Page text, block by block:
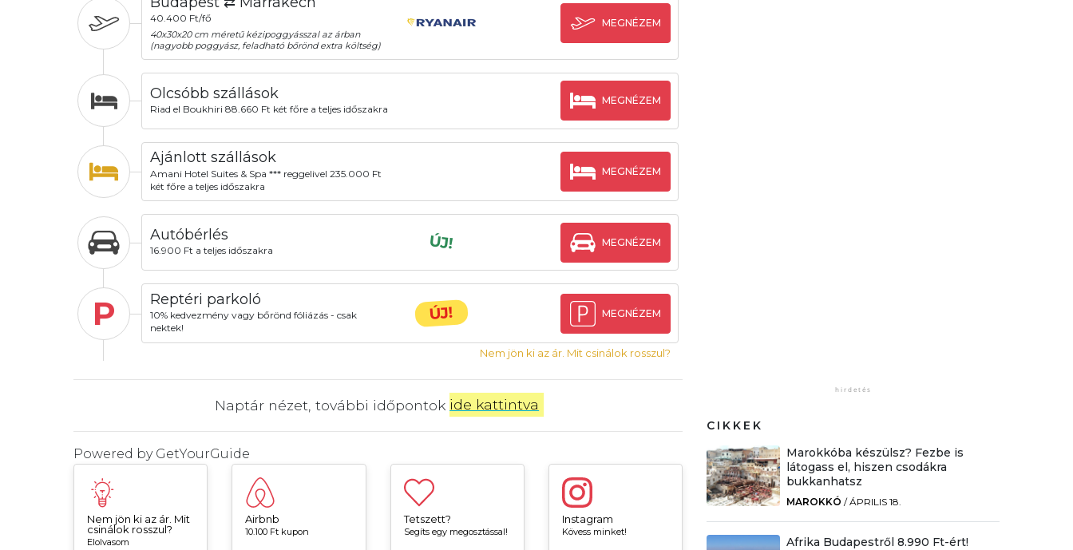
40.400 Ft/fő
40x30x20 cm méretű kézipoggyásszal az árban
(nagyobb poggyász, feladható bőrönd extra költség)
MEGNÉZEM
Olcsóbb szállások
Riad el Boukhiri 88.660 Ft két főre a teljes időszakra
MEGNÉZEM
Ajánlott szállások
Amani Hotel Suites & Spa *** reggelivel 235.000 Ft
két főre a teljes időszakra
MEGNÉZEM
Autóbérlés
16.900 Ft a teljes időszakra ÚJ! MEGNÉZEM
P Reptéri parkoló
10% kedvezmény vagy bőrönd fóliázás - csak
nektek!
ÚJ! MEGNÉZEM
Nem jön ki az ár. Mit csinálok rosszul?
Naptár nézet, további időpontok ide kattintva
Powered by GetYourGuide
Nem jön ki az ár. Mit
csinálok rosszul?
Elolvasom
Airbnb
10.100 Ft kupon
Tetszett?
Segíts egy megosztással!
Instagram
Kövess minket!
CIKKEK
Marokkóba készülsz? Fezbe is
látogass el, hiszen csodákra
bukkanhatsz
MAROKKÓ /ÁPRILIS 18.
Afrika Budapestről 8.990 Ft-ért!